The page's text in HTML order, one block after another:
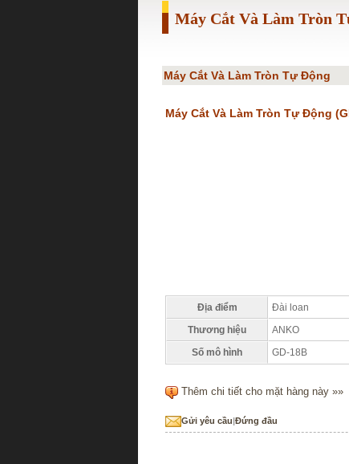
Máy Cắt Và Làm Tròn
Máy Cắt Và Làm Tròn Tự Động
Máy Cắt Và Làm Tròn Tự Động
Địa điểm
Đài loan
Thương hiệu
ANKO
Số mô hình
GD-18B
Thêm chi tiết cho mặt hàng này »»
Gửi yêu cầu|Đứng đầu